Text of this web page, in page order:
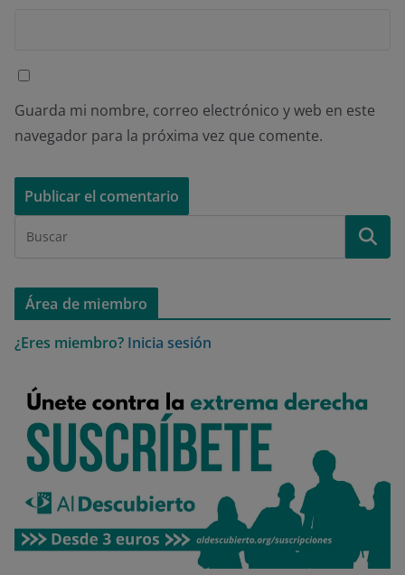
Guarda mi nombre, correo electrónico y web en este
navegador para la próxima vez que comente.
Área de miembro
¿Eres miembro? Inicia sesión